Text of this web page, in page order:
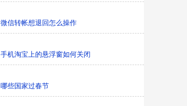
微信转帐想退回怎么操作
手机淘宝上的悬浮窗如何关闭
哪些国家过春节